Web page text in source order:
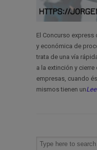
El Concurso
y económica de
trata de una vía
a la extinción y
empresas, cuando
mismos tienen un